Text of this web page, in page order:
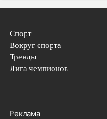
Спорт
Вокруг спорта
Тренды
Лига чемпионов
Реклама